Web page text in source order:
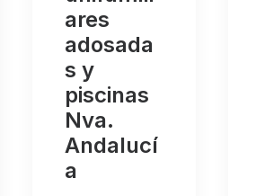
ares
adosada
s y
piscinas
Nva.
Andalucí
a